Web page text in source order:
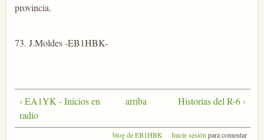
provincia.
73. J.Moldes -EB1HBK-
‹ EA1YK - Inicios en
radio
arriba Historias del R-6 ›
blog de EB1HBK Inicie sesión para comentar